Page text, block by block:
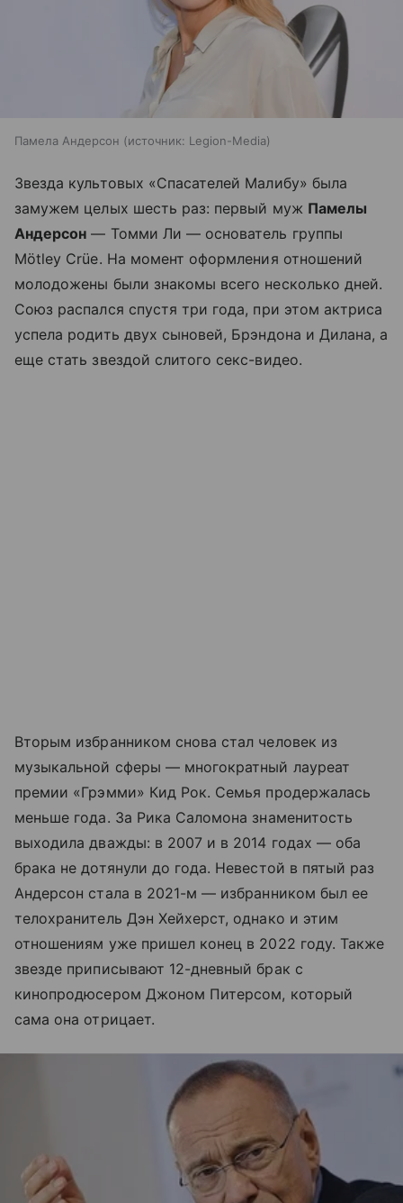
Памела Андерсон источник: Legion-Media
Звезда культовых «Спасателей Малибу» была
замужем целых шесть раз: первый муж Памелы
Андерсон — Томми Ли — основатель группы
Mötley Crüe. На момент оформления отношений
молодожены были знакомы всего несколько дней.
Союз распался спустя три года, при этом актриса
успела родить двух сыновей, Брэндона и Дилана, а
еще стать звездой слитого секс-видео.
Вторым избранником снова стал человек из
музыкальной сферы — многократный лауреат
премии «Грэмми» Кид Рок. Семья продержалась
меньше года. За Рика Саломона знаменитость
выходила дважды: в 2007 и в 2014 годах — оба
брака не дотянули до года. Невестой в пятый раз
Андерсон стала в 2021-м — избранником был ее
телохранитель Дэн Хейхерст, однако и этим
отношениям уже пришел конец в 2022 году. Также
звезде приписывают 12-дневный брак с
кинопродюсером Джоном Питерсом, который
сама она отрицает.